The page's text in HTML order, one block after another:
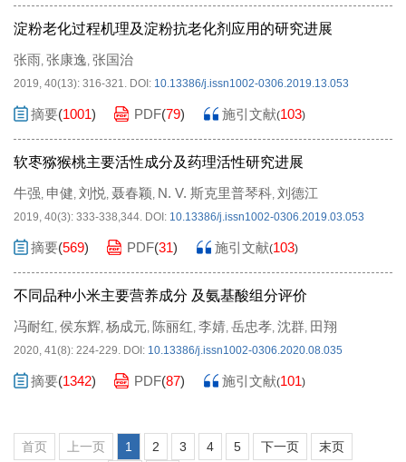
淀粉老化过程机理及淀粉抗老化剂应用的研究进展
张雨, 张康逸, 张国治
2019, 40(13): 316-321. DOI: 10.13386/j.issn1002-0306.2019.13.053
摘要(1001) PDF(79) 施引文献(103)
软枣猕猴桃主要活性成分及药理活性研究进展
牛强, 申健, 刘悦, 聂春颖, N. V. 斯克里普琴科, 刘德江
2019, 40(3): 333-338,344. DOI: 10.13386/j.issn1002-0306.2019.03.053
摘要(569) PDF(31) 施引文献(103)
不同品种小米主要营养成分 及氨基酸组分评价
冯耐红, 侯东辉, 杨成元, 陈丽红, 李婧, 岳忠孝, 沈群, 田翔
2020, 41(8): 224-229. DOI: 10.13386/j.issn1002-0306.2020.08.035
摘要(1342) PDF(87) 施引文献(101)
首页 上一页 1 2 3 4 5 下一页 末页